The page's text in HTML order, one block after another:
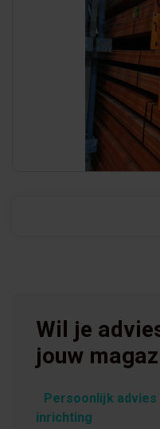
Wil je
jouw
Persoonlijk
inrichting